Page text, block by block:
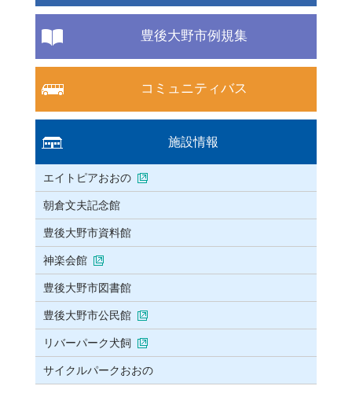
豊後大野市例規集
コミュニティバス
施設情報
エイトピアおおの
朝倉文夫記念館
豊後大野市資料館
神楽会館
豊後大野市図書館
豊後大野市公民館
リバーパーク犬飼
サイクルパークおおの